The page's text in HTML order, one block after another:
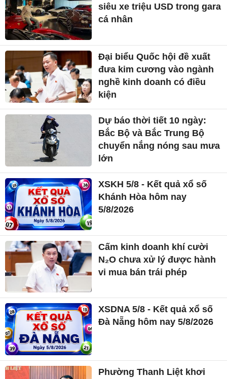
siêu xe triệu USD trong gara
cá nhân
Đại biểu Quốc hội đề xuất
đưa kim cương vào ngành
nghề kinh doanh có điều
kiện
Dự báo thời tiết 10 ngày:
Bắc Bộ và Bắc Trung Bộ
chuyển nắng nóng sau mưa
lớn
XSKH 5/8 - Kết quả xổ số
Khánh Hòa hôm nay
5/8/2026
Cấm kinh doanh khí cười
N₂O chưa xử lý được hành
vi mua bán trái phép
XSDNA 5/8 - Kết quả xổ số
Đà Nẵng hôm nay 5/8/2026
Phường Thanh Liệt khơi